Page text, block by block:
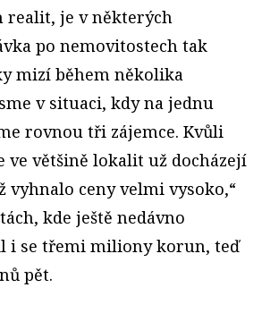
realit, je v některých
po nemovitostech tak
mizí během několika
v situaci, kdy na jednu
rovnou tři zájemce. Kvůli
ve většině lokalit už docházejí
vyhnalo ceny velmi vysoko,“
kde ještě nedávno
i se třemi miliony korun, teď
pět.